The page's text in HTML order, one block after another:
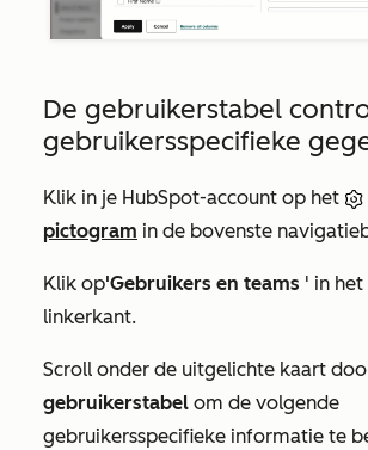
De gebruikerstabel
gebruikersspecifieke
Klik in je HubSpot-account op het
pictogram in de bovenste
Klik op'Gebruikers en teams ' in het
linkerkant.
Scroll onder de uitgelichte kaart
gebruikerstabel om de volgende
gebruikersspecifieke informatie te